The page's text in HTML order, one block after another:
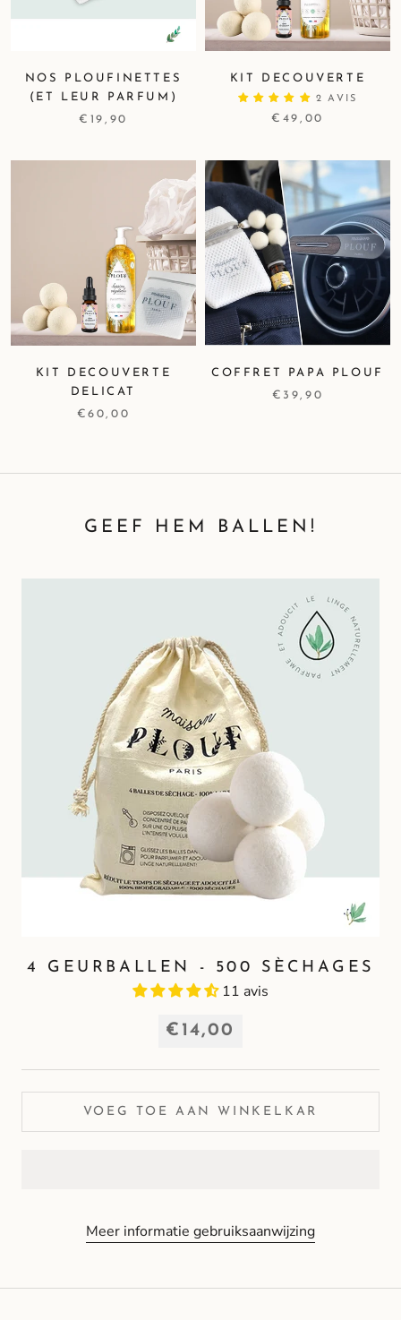
NOS PLOUFINETTES
(ET LEUR PARFUM)
€19,90
KIT DECOUVERTE
2 AVIS
€49,00
KIT DECOUVERTE
DELICAT
€60,00
COFFRET PAPA PLOUF
€39,90
GEEF HEM BALLEN!
4 GEURBALLEN - 500 SÈCHAGES
11 avis
€14,00
VOEG TOE AAN WINKELKAR
Meer informatie gebruiksaanwijzing